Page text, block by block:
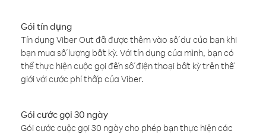
Gói tín dụng
Tín dụng Viber Out đã được thêm vào số dư của bạn khi
bạn mua số lượng bất kỳ. Với tín dụng của mình, bạn có
thể thực hiện cuộc gọi đến số điện thoại bất kỳ trên thế
giới với cước phí thấp của Viber.
Gói cước gọi 30 ngày
Gói cước cuộc gọi 30 ngày cho phép bạn thực hiện các